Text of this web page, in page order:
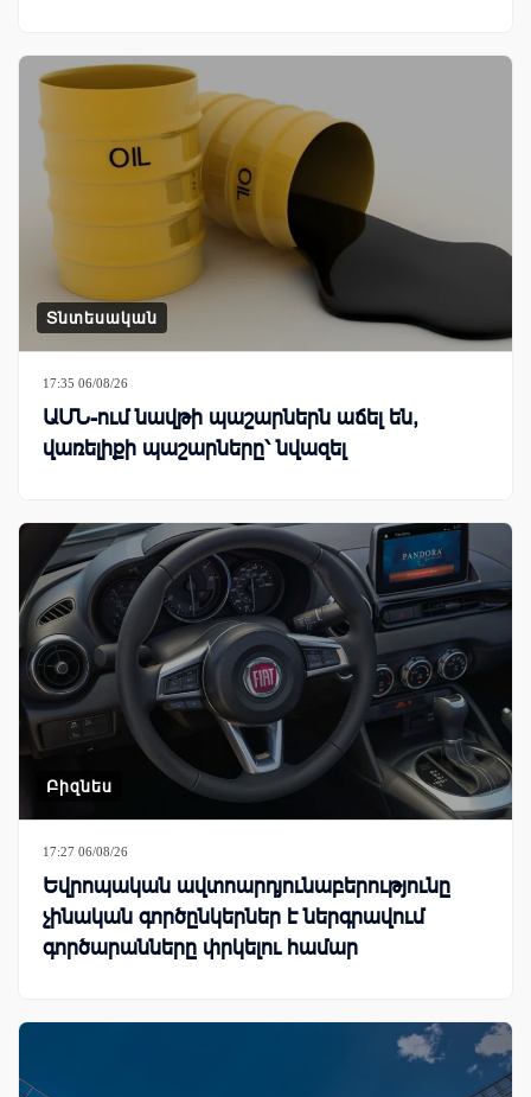
Տնտեսական
17:35 06/08/26
ԱՄՆ-ում նավթի պաշարներն աճել են,
վառելիքի պաշարները՝ նվազել
Բիզնես
17:27 06/08/26
Եվրոպական ավտոարդյունաբերությունը
չինական գործընկերներ է ներգրավում
գործարանները փրկելու համար